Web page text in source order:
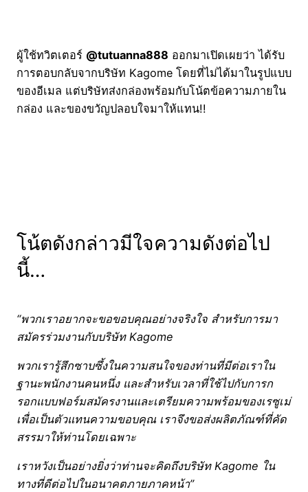
ผู้ใช้ทวิตเตอร์ @tutuanna888 ออกมาเปิดเผยว่า ได้รับ
การตอบกลับจากบริษัท Kagome โดยที่ไม่ได้มาในรูปแบบ
ของอีเมล แต่บริษัทส่งกล่องพร้อมกับโน้ตข้อความภายใน
กล่อง และของขวัญปลอบใจมาให้แทน!!
โน้ตดังกล่าวมีใจความดังต่อไป
นี้…
“พวกเราอยากจะขอขอบคุณอย่างจริงใจ สำหรับการมา
สมัครร่วมงานกับบริษัท Kagome
พวกเรารู้สึกซาบซึ้งในความสนใจของท่านที่มีต่อเราใน
ฐานะพนักงานคนหนึ่ง และสำหรับเวลาที่ใช้ไปกับการก
รอกแบบฟอร์มสมัครงานและเตรียมความพร้อมของเรซูเม่
เพื่อเป็นตัวแทนความขอบคุณ เราจึงขอส่งผลิตภัณฑ์ที่คัด
สรรมาให้ท่านโดยเฉพาะ
เราหวังเป็นอย่างยิ่งว่าท่านจะคิดถึงบริษัท Kagome ใน
ทางที่ดีต่อไปในอนาคตภายภาคหน้า”